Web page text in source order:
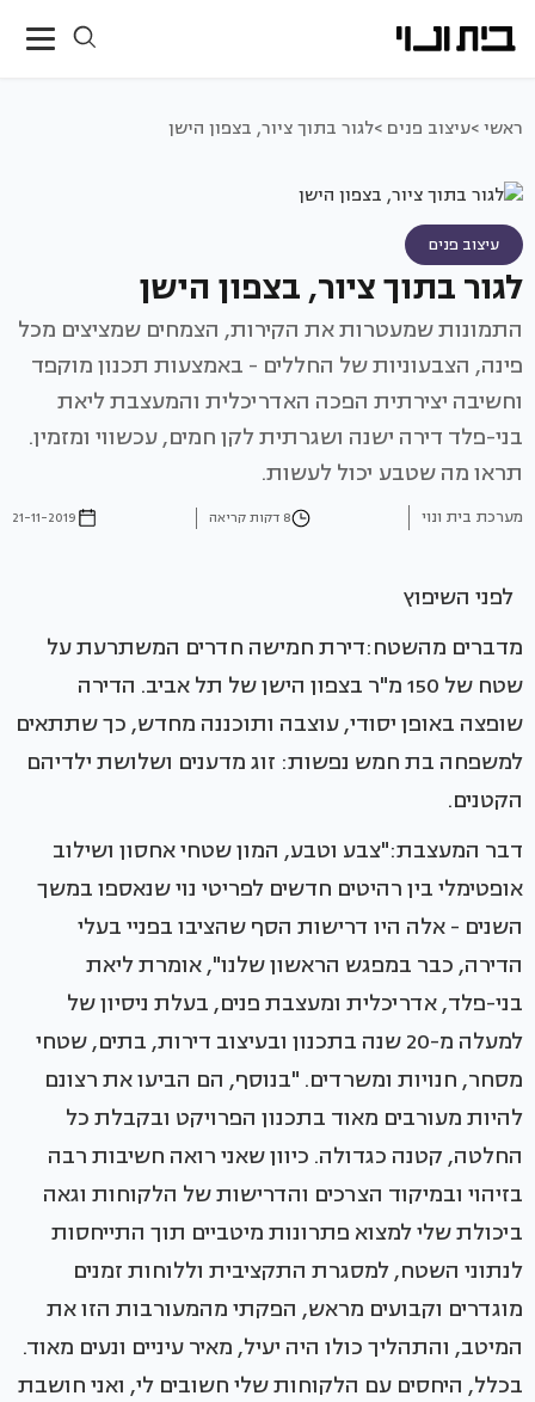
ראשי >עיצוב פנים >לגור בתוך ציור, בצפון הישן
עיצוב פנים
לגור בתוך ציור, בצפון הישן
התמונות שמעטרות את הקירות, הצמחים שמציצים מכל
פינה, הצבעוניות של החללים - באמצעות תכנון מוקפד
וחשיבה יצירתית הפכה האדריכלית והמעצבת ליאת
בני-פלד דירה ישנה ושגרתית לקן חמים, עכשווי ומזמין.
תראו מה שטבע יכול לעשות.
מערכת בית ונוי 8 דקות קריאה 21-11-2019
לפני השיפוץ
מדברים מהשטח:דירת חמישה חדרים המשתרעת על
שטח של 150 מ"ר בצפון הישן של תל אביב. הדירה
שופצה באופן יסודי, עוצבה ותוכננה מחדש, כך שתתאים
למשפחה בת חמש נפשות: זוג מדענים ושלושת ילדיהם
הקטנים.
דבר המעצבת:"צבע וטבע, המון שטחי אחסון ושילוב
אופטימלי בין רהיטים חדשים לפריטי נוי שנאספו במשך
השנים - אלה היו דרישות הסף שהציבו בפניי בעלי
הדירה, כבר במפגש הראשון שלנו", אומרת ליאת
בני-פלד, אדריכלית ומעצבת פנים, בעלת ניסיון של
למעלה מ-20 שנה בתכנון ובעיצוב דירות, בתים, שטחי
מסחר, חנויות ומשרדים. "בנוסף, הם הביעו את רצונם
להיות מעורבים מאוד בתכנון הפרויקט ובקבלת כל
החלטה, קטנה כגדולה. כיוון שאני רואה חשיבות רבה
בזיהוי ובמיקוד הצרכים והדרישות של הלקוחות וגאה
ביכולת שלי למצוא פתרונות מיטביים תוך התייחסות
לנתוני השטח, למסגרת התקציבית וללוחות זמנים
מוגדרים וקבועים מראש, הפקתי מהמעורבות הזו את
המיטב, והתהליך כולו היה יעיל, מאיר עיניים ונעים מאוד.
בכלל, היחסים עם הלקוחות שלי חשובים לי, ואני חושבת